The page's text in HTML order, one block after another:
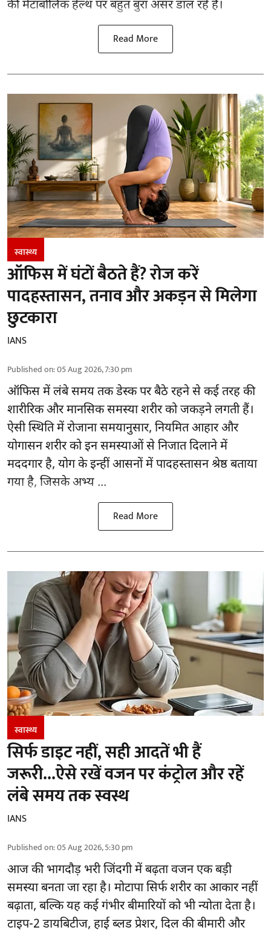
की मेटाबोलिक हेल्थ पर बहुत बुरा असर डाल रहे हैं।
Read More
स्वास्थ्य
ऑफिस में घंटों बैठते हैं? रोज करें
पादहस्तासन, तनाव और अकड़न से मिलेगा
छुटकारा
IANS
Published on:05 Aug 2026, 7:30 pm
ऑफिस में लंबे समय तक डेस्क पर बैठे रहने से कई तरह की
शारीरिक और मानसिक समस्या शरीर को जकड़ने लगती हैं।
ऐसी स्थिति में रोजाना समयानुसार, नियमित आहार और
योगासनशरीर को इन समस्याओं से निजात दिलाने में
मददगार है, योग के इन्हीं आसनों में पादहस्तासन श्रेष्ठ बताया
गया है, जिसके अभ्य ...
Read More
स्वास्थ्य
सिर्फ डाइट नहीं, सही आदतें भी हैं
जरूरी...ऐसे रखें वजन पर कंट्रोल और रहें
लंबे समय तक स्वस्थ
IANS
Published on:05 Aug 2026, 5:30 pm
आज की भागदौड़ भरी जिंदगी में बढ़ता वजन एक बड़ी
समस्या बनता जा रहा है। मोटापा सिर्फ शरीर का आकार नहीं
बढ़ाता, बल्कि यह कई गंभीर बीमारियों को भी न्योता देता है।
टाइप-2 डायबिटीज, हाई ब्लड प्रेशर, दिल की बीमारी और